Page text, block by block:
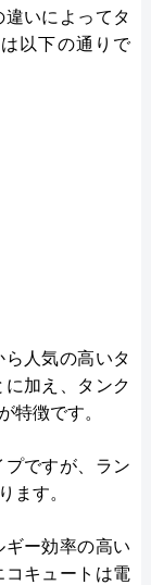
いによってタ
以下の通りで
人気の高いタ
加え、タンク
特徴です。
ですが、ラン
ます。
ー効率の高い
キュートは電